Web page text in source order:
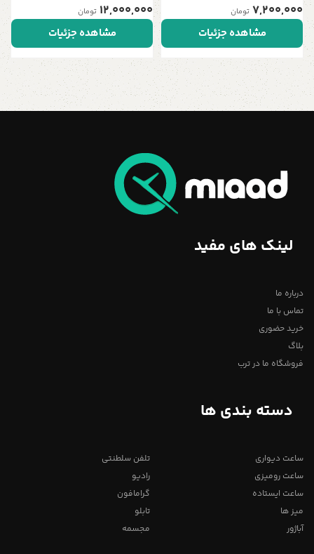
7,200,000 تومان
مشاهده جزئیات
12,000,000 تومان
مشاهده جزئیات
لینک های مفید
درباره ما
تماس با ما
خرید حضوری
بلاگ
فروشگاه ما در ترب
دسته بندی ها
ساعت دیواری
ساعت رومیزی
ساعت ایستاده
میز ها
آباژور
تلفن سلطنتی
رادیو
گرامافون
تابلو
مجسمه